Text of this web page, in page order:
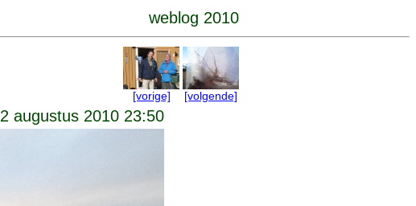
weblog 2010
[vorige] [volgende]
2 augustus 2010 23:50